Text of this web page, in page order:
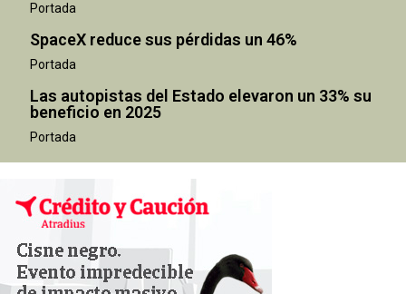
Portada
SpaceX reduce sus pérdidas un 46%
Portada
Las autopistas del Estado elevaron un 33% su
beneficio en 2025
Portada